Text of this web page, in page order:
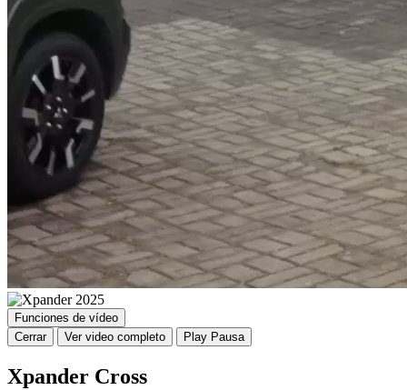
Funciones de vídeo
Cerrar
Ver video completo Play Pausa
Xpander Cross